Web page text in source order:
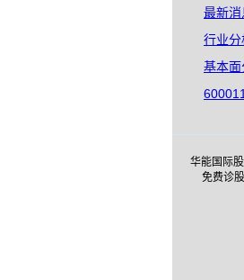
最新消
行业
基本面
华能国际
免费诊